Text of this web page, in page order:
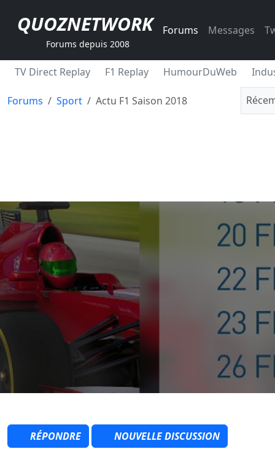
QUOZNETWORK
Forums depuis 2008
Forums Messages
TV Direct Replay F1 Replay HumourDuWeb
Forums Sport Actu F1 Saison 2018
RÉPONDRE NOUVELLE DISCUSSION